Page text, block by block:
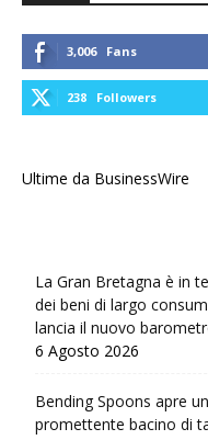
3,006 Fans
238 Followers
Ultime da BusinessWire
La Gran Bretagna è in
dei beni di largo
lancia il nuovo
6 Agosto 2026
Bending Spoons apre
promettente bacino di